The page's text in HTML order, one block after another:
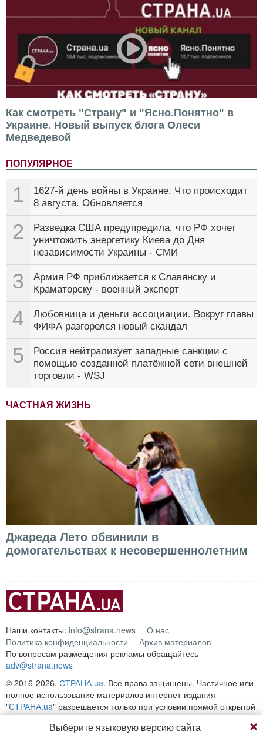
Как смотреть "Страну" и "Ясно.Понятно" в
Украине. Новый выпуск блога Олеси
Медведевой
ПОПУЛЯРНОЕ
1
1627-й день войны в Украине. Что происходит
8 августа. Обновляется
2
Разведка США предупредила, что РФ хочет
уничтожить энергетику Киева до Дня
независимости Украины - СМИ
3
Армия РФ приближается к Славянску и
Краматорску - военный эксперт
4
Любовница и деньги ассоциации. Вокруг главы
ФИФА разгорелся новый скандал
5
Россия нейтрализует западные санкции с
помощью созданной платёжной сети внешней
торговли - WSJ
ЧАСТНАЯ ЖИЗНЬ
Джареда Лето обвинили в
домогательствах к несовершеннолетним
Наши контакты: info@strana.news
О нас
Политика конфиденциальности
Архив материалов
По вопросам размещения рекламы обращайтесь
adv@strana.news
© 2016-2026, СТРАНА.ua. Все права защищены. Частичное или
полное использование материалов интернет-издания
"СТРАНА.ua" разрешается только при условии прямой открытой
для поисковых систем гиперссылки на непосредственный адрес
материала на сайтеstrana.ua
Выберите языковую версию сайта